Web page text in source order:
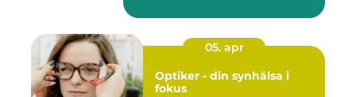
05. apr
Optiker - din synhälsa i
fokus